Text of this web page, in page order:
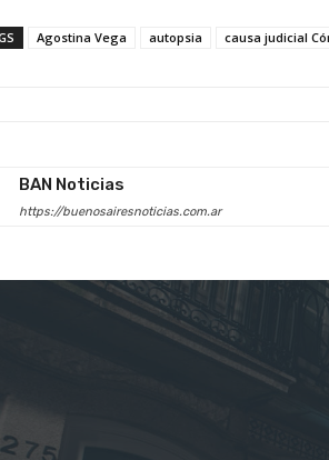
Agostina Vega autopsia causa judicial
BAN Noticias
https://buenosairesnoticias.com.ar